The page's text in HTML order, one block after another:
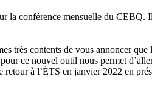
conférence mensuelle du CEBQ.
très contents de vous annoncer
ce nouvel outil nous permet
à l’ÉTS en janvier 2022 en